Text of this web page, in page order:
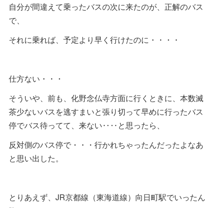
自分が間違えて乗ったバスの次に来たのが、正解のバス
で、
それに乗れば、予定より早く行けたのに・・・・
仕方ない・・・
そういや、前も、化野念仏寺方面に行くときに、本数滅
茶少ないバスを逃すまいと張り切って早めに行ったバス
停でバス待ってて、来ない‥‥と思ったら、
反対側のバス停で・・・行かれちゃったんだったよなあ
と思い出した。
とりあえず、JR京都線（東海道線）向日町駅でいったん